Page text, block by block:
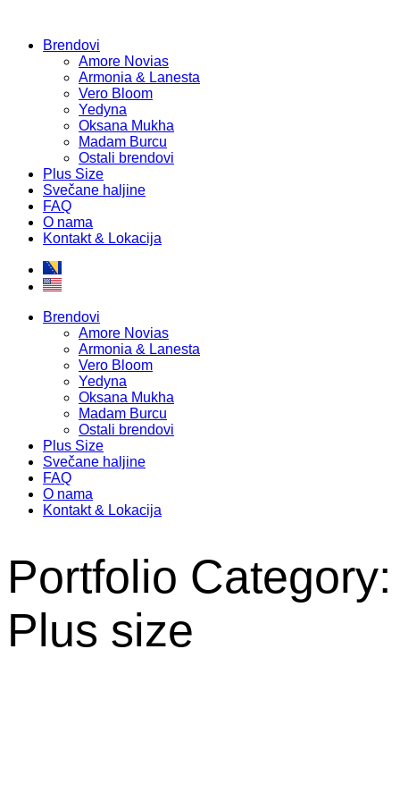
Brendovi
Amore Novias
Armonia & Lanesta
Vero Bloom
Yedyna
Oksana Mukha
Madam Burcu
Ostali brendovi
Plus Size
Svečane haljine
FAQ
O nama
Kontakt & Lokacija
Brendovi
Amore Novias
Armonia & Lanesta
Vero Bloom
Yedyna
Oksana Mukha
Madam Burcu
Ostali brendovi
Plus Size
Svečane haljine
FAQ
O nama
Kontakt & Lokacija
Portfolio Category:
Plus size